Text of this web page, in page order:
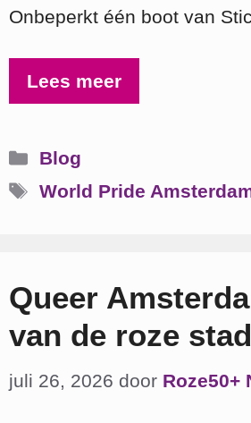
Onbeperkt één boot van
Lees meer
Categorieën
Blog
Tags
World Pride
Queer
van de roze stad
juli 26, 2026 door Roze50+